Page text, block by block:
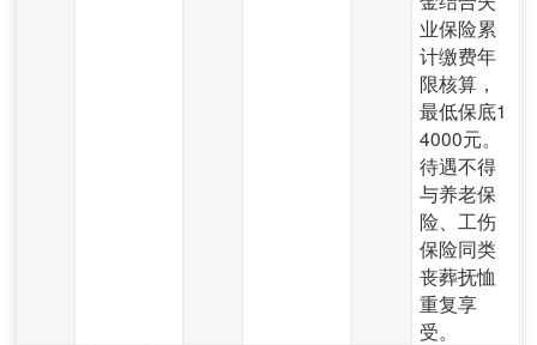
业保险累
计缴费年
限核算，
最低保底1
4000元。
待遇不得
与养老保
险、工伤
保险同类
丧葬抚恤
重复享
受。